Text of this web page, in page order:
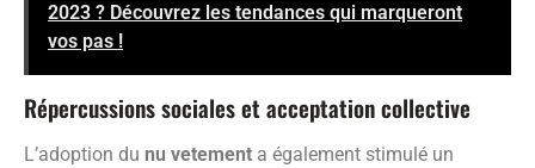
2023 ? Découvrez les tendances qui marqueront
vos pas !
Répercussions sociales et acceptation collective
L’adoption du nu vetement a également stimulé un